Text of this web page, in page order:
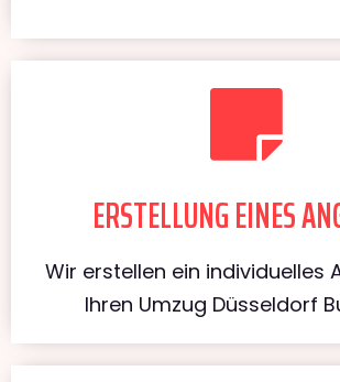
ERSTELLUNG EINES
Wir erstellen ein individuelles
Ihren Umzug Düsseldorf